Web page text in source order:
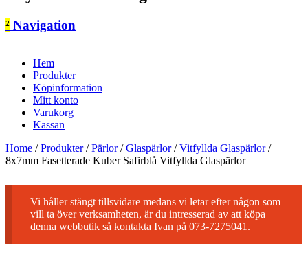
² Navigation
Hem
Produkter
Köpinformation
Mitt konto
Varukorg
Kassan
Home / Produkter / Pärlor / Glaspärlor / Vitfyllda Glaspärlor /
8x7mm Fasetterade Kuber Safirblå Vitfyllda Glaspärlor
Vi håller stängt tillsvidare medans vi letar efter någon som
vill ta över verksamheten, är du intresserad av att köpa
denna webbutik så kontakta Ivan på 073-7275041.